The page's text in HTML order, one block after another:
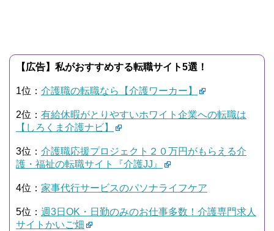
【広告】私がおすすめする転職サイト5選！
1位： 介護職の転職なら【介護ワーカー】
2位： 有給休暇がとりやすいホワイト企業への転職は
【しろくま介護ナビ】
3位： 介護職応援プロジェクト２０万円がもらえる介
護・福祉の転職サイト『介護JJ』
4位： 家事代行サービスのパソナライフケア
5位： 週3日OK・日勤のみのお仕事多数！介護専門求人
サイトかいご畑